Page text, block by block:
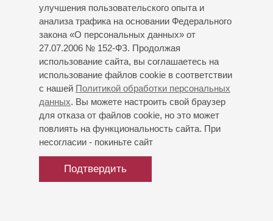
улучшения пользовательского опыта и
анализа трафика на основании Федерального
закона «О персональных данных» от
27.07.2006 № 152-ФЗ. Продолжая
использование сайта, вы соглашаетесь на
использование файлов cookie в соответствии
с нашей Политикой обработки персональных
данных. Вы можете настроить свой браузер
для отказа от файлов cookie, но это может
повлиять на функциональность сайта. При
несогласии - покиньте сайт
Подтвердить